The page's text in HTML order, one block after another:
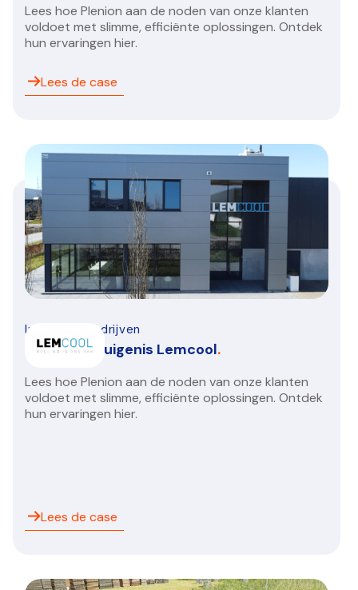
Lees hoe Plenion aan de noden van onze klanten
voldoet met slimme, efficiënte oplossingen. Ontdek
hun ervaringen hier.
Lees de case
Installatiebedrijven
Klantengetuigenis Lemcool.
Lees hoe Plenion aan de noden van onze klanten
voldoet met slimme, efficiënte oplossingen. Ontdek
hun ervaringen hier.
Lees de case